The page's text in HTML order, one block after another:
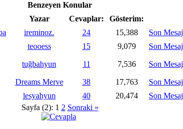
Benzeyen Konular
Yazar Cevaplar: Gösterim:
ireminoz. 24 15,388 Son Mesaj
teooess 15 9,079 Son Mesaj
tuğbahyun 11 7,536 Son Mesaj
Dreams Merve 38 17,763 Son Mesaj
lesyahyun 40 20,474 Son Mesaj
Sayfa (2): 1 2 Sonraki »